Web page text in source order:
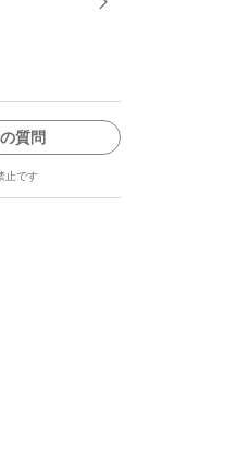
質問
止です